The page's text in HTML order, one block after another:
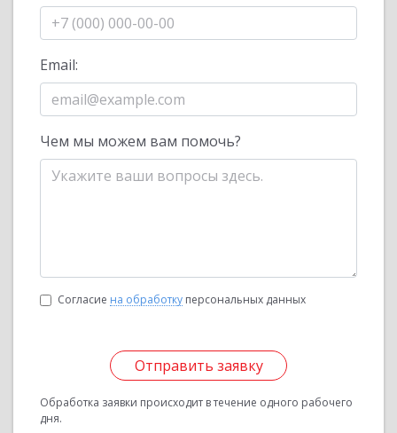
Email:
Чем мы можем вам помочь?
Согласие на обработку персональных данных
Отправить заявку
Обработка заявки происходит в течение одного рабочего
дня.